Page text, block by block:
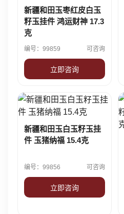
新疆和田玉枣红皮白玉
籽玉挂件 鸿运财神 17.3
克
编号：99859 可咨询
立即咨询
新疆和田玉白玉籽玉挂
件 玉猪纳福 15.4克
编号：99856 可咨询
立即咨询